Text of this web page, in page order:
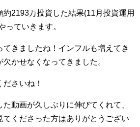
2193万投資した結果(11月投資運用
っていきます。
きましたね！インフルも増えてき
かせなくなってきました。
さいね！
動画が久しぶりに伸びてくれて、
てくださった方はありがとうござい